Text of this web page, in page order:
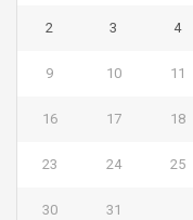
2 3 4
9 10 11
16 17 18
23 24 25
30 31